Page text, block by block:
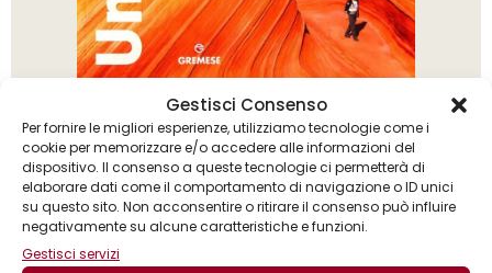
Gestisci Consenso
Per fornire le migliori esperienze, utilizziamo tecnologie come i
cookie per memorizzare e/o accedere alle informazioni del
dispositivo. Il consenso a queste tecnologie ci permetterà di
elaborare dati come il comportamento di navigazione o ID unici
su questo sito. Non acconsentire o ritirare il consenso può influire
negativamente su alcune caratteristiche e funzioni.
Gestisci servizi
Clare Jones , Steve Watkins
Unforgettable. Le escursioni più belle del
mondo da fare almeno una volta nella vita